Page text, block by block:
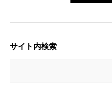
サイト内検索